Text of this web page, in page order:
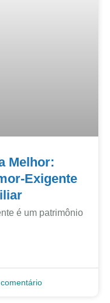
Melhor:
Exigente
é um patrimônio